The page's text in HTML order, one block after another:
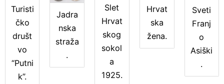
Turisti
čko
društ
vo
“Putni
k”.
Jadra
nska
straža
.
Slet
Hrvat
skog
sokol
a
1925.
Hrvat
ska
žena.
Sveti
Franj
o
Asiški
.